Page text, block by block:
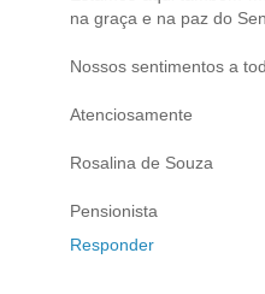
na graça e na paz do
Nossos sentimentos a
Atenciosamente
Rosalina de Souza
Pensionista
Responder